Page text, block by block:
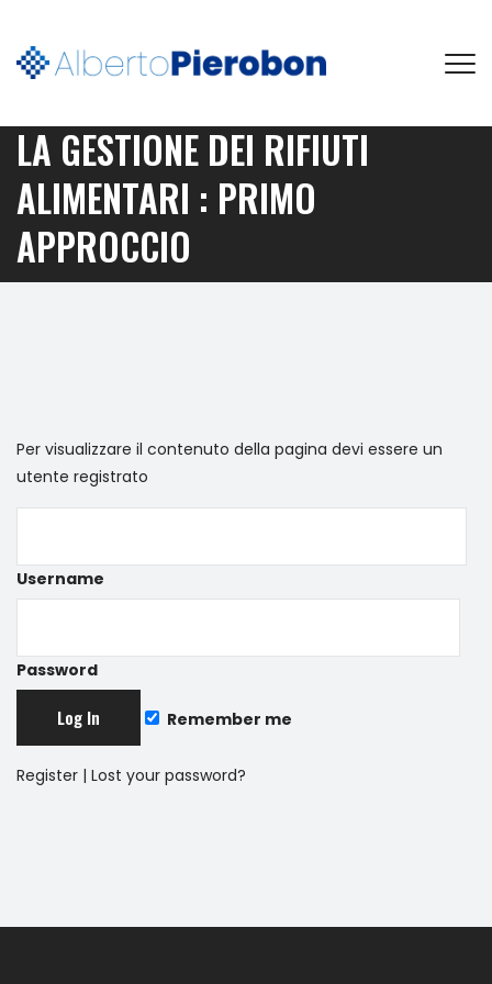
LA GESTIONE DEI RIFIUTI
ALIMENTARI : PRIMO
APPROCCIO
Per visualizzare il contenuto della pagina devi essere un
utente registrato
Username
Password
Remember me
Register | Lost your password?